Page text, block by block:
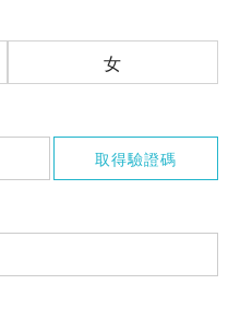
女